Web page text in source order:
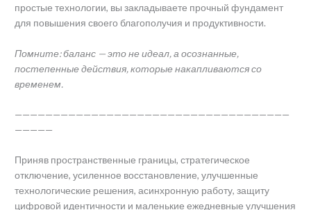
простые технологии, вы закладываете прочный фундамент
для повышения своего благополучия и продуктивности.
Помните: баланс — это не идеал, а осознанные,
постепенные действия, которые накапливаются со
временем.
————————————————————————————————————
—————
Приняв пространственные границы, стратегическое
отключение, усиленное восстановление, улучшенные
технологические решения, асинхронную работу, защиту
цифровой идентичности и маленькие ежедневные улучшения